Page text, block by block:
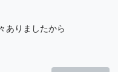
ありましたから